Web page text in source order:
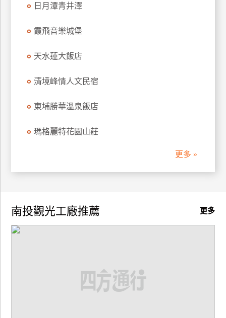
飯
作
日月潭青井澤
霞飛音樂城堡
天水蓮大飯店
清境峰情人文民宿
東埔勝華溫泉飯店
瑪格麗特花園山莊
更多 »
更多
南投觀光工廠推薦